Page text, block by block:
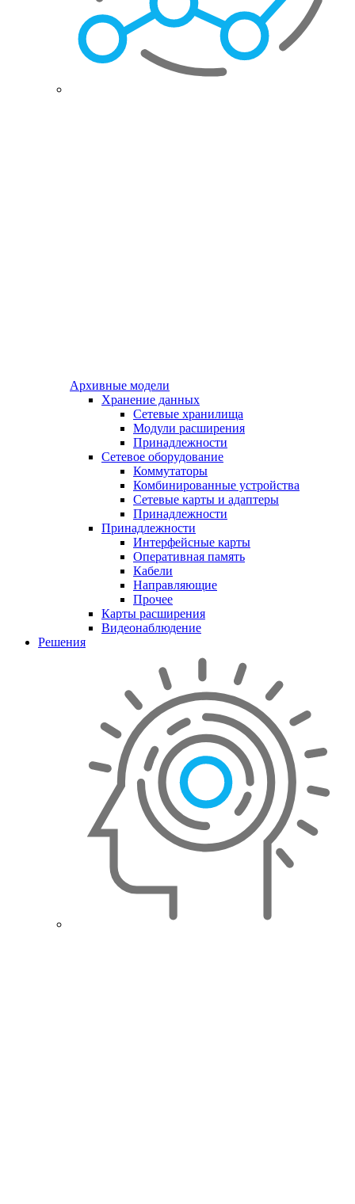
Архивные модели
Хранение данных
Сетевые хранилища
Модули расширения
Принадлежности
Сетевое оборудование
Коммутаторы
Комбинированные устройства
Сетевые карты и адаптеры
Принадлежности
Принадлежности
Интерфейсные карты
Оперативная память
Кабели
Направляющие
Прочее
Карты расширения
Видеонаблюдение
Решения